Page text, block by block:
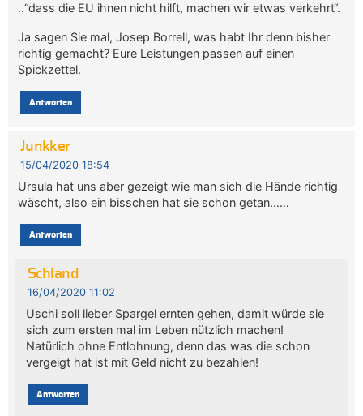
..“dass die EU ihnen nicht hilft, machen wir etwas verkehrt“.
Ja sagen Sie mal, Josep Borrell, was habt Ihr denn bisher
richtig gemacht? Eure Leistungen passen auf einen
Spickzettel.
Antworten
Junkker
15/04/2020 18:54
Ursula hat uns aber gezeigt wie man sich die Hände richtig
wäscht, also ein bisschen hat sie schon getan……
Antworten
Schland
16/04/2020 11:02
Uschi soll lieber Spargel ernten gehen, damit würde sie
sich zum ersten mal im Leben nützlich machen!
Natürlich ohne Entlohnung, denn das was die schon
vergeigt hat ist mit Geld nicht zu bezahlen!
Antworten